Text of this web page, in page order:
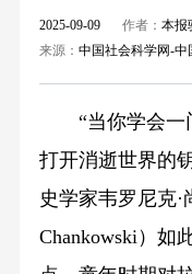
2025-09-09 作者： 本报
来源： 中国社会科学网-中
“当你学会一
打开消逝世界的
史学家韦罗尼克·
Chankowski）如